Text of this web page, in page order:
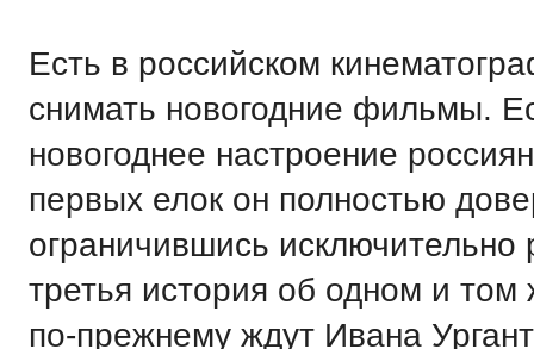
Есть в российском
снимать новогодние фильмы.
новогоднее настроение
первых елок он полностью
ограничившись
третья история об одном и
по-прежнему ждут Ивана